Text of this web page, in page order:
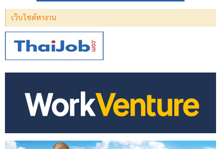
เว็บไซต์หางาน